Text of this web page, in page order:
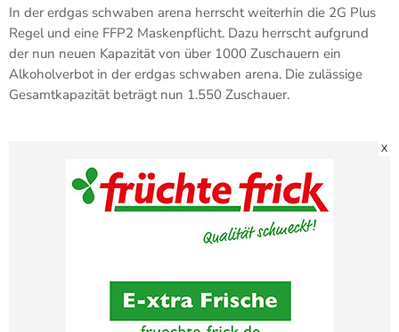
In der erdgas schwaben arena herrscht weiterhin die 2G Plus
Regel und eine FFP2 Maskenpflicht. Dazu herrscht aufgrund
der nun neuen Kapazität von über 1000 Zuschauern ein
Alkoholverbot in der erdgas schwaben arena. Die zulässige
Gesamtkapazität beträgt nun 1.550 Zuschauer.
X